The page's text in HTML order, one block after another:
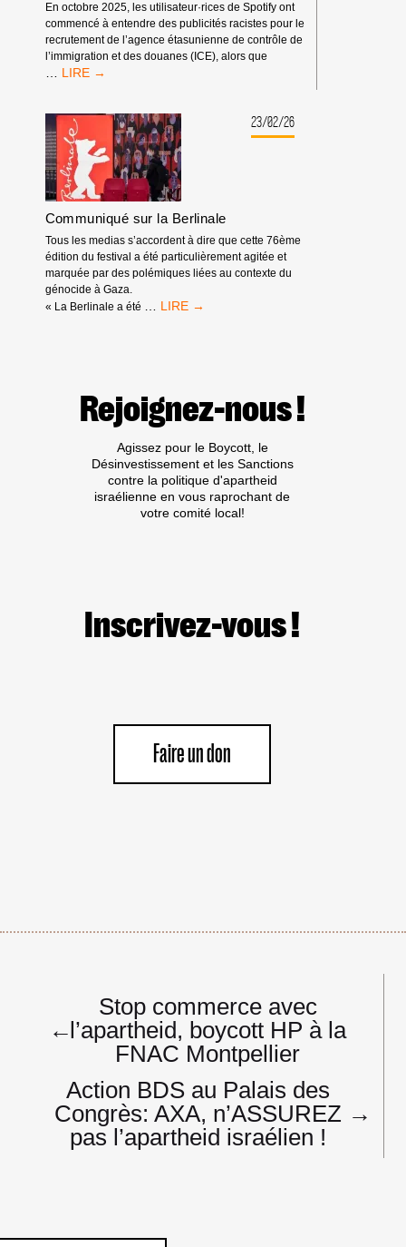
En octobre 2025, les utilisateur·rices de Spotify ont
commencé à entendre des publicités racistes pour le
recrutement de l’agence étasunienne de contrôle de
l’immigration et des douanes (ICE), alors que
SPOTIFY
:
IL
TIRE
PROFIT
DE
L’APARTHEID,
DU
GÉNOCIDE
ET
DES
EXPULSIONS
RACISTES
23/02/26
Communiqué sur la Berlinale
Tous les medias s’accordent à dire que cette 76ème
édition du festival a été particulièrement agitée et
marquée par des polémiques liées au contexte du
génocide à Gaza.
« La Berlinale a été
COMMUNIQUÉ
Rejoignez-nous !
Agissez pour le Boycott, le
Désinvestissement et les Sanctions
contre la politique d'apartheid
israélienne en vous raprochant de
votre comité local!
Inscrivez-vous !
Faire un don
Navigation
l’article
←
Stop commerce avec
l’apartheid, boycott HP à la
FNAC Montpellier
Action BDS au Palais des
Congrès: AXA, n’ASSUREZ
pas l’apartheid israélien !
→